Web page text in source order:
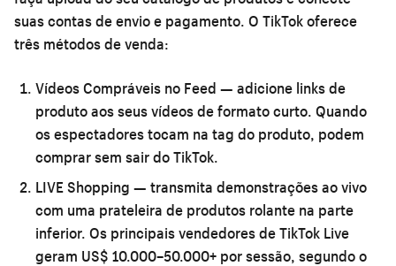
suas contas de envio e pagamento. O TikTok oferece
três métodos de venda:
Vídeos Compráveis no Feed — adicione links de
produto aos seus vídeos de formato curto. Quando
os espectadores tocam na tag do produto, podem
comprar sem sair do TikTok.
LIVE Shopping — transmita demonstrações ao vivo
com uma prateleira de produtos rolante na parte
inferior. Os principais vendedores de TikTok Live
geram US$ 10.000–50.000+ por sessão, segundo o